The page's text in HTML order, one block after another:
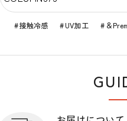
接触冷感 UV加工 ＆